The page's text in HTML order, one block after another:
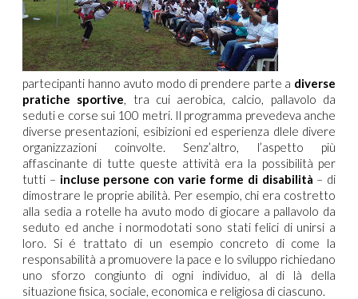
partecipanti hanno avuto modo di prendere parte a diverse
pratiche sportive, tra cui aerobica, calcio, pallavolo da
seduti e corse sui 100 metri. Il programma prevedeva anche
diverse presentazioni, esibizioni ed esperienza dlele divere
organizzazioni coinvolte. Senz’altro, l’aspetto più
affascinante di tutte queste attività era la possibilità per
tutti – incluse persone con varie forme di disabilità – di
dimostrare le proprie abilità. Per esempio, chi era costretto
alla sedia a rotelle ha avuto modo di giocare a pallavolo da
seduto ed anche i normodotati sono stati felici di unirsi a
loro. Si é trattato di un esempio concreto di come la
responsabilità a promuovere la pace e lo sviluppo richiedano
uno sforzo congiunto di ogni individuo, al di là della
situazione fisica, sociale, economica e religiosa di ciascuno.